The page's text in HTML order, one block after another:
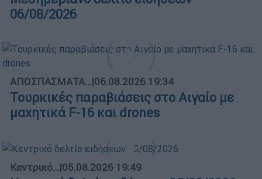
06/08/2026
ΑΠΟΣΠΑΣΜΑΤΑ...|06.08.2026 19:34
Τουρκικές παραβιάσεις στο Αιγαίο με
μαχητικά F-16 και drones
Κεντρικό...|05.08.2026 19:49